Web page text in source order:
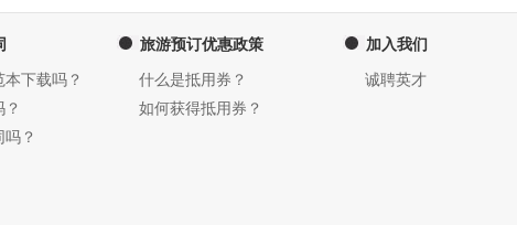
下载吗？
？
旅游预订优惠政策
什么是抵用券？
如何获得抵用券？
加入我们
诚聘英才